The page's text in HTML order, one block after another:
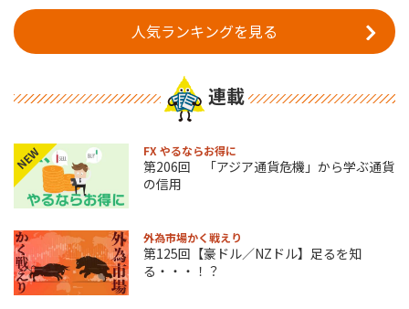
人気ランキングを見る
連載
NEW FX やるならお得に
第206回 「アジア通貨危機」から学ぶ通貨
の信用
外為市場かく戦えり
第125回【豪ドル／NZドル】足るを知
る・・・！？